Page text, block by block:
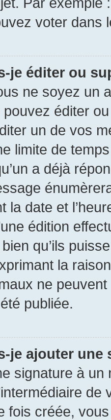
voter dans
je éditer ou
ne soyez un
éditer
un de vos
limite de
a déjà
la date et
édition
qu’ils
la
ne
publiée.
je ajouter une
signature à un
fois créée,